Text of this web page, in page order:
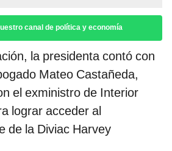
canal de política y economía
la presidenta contó con
Mateo Castañeda,
el exministro de Interior
lograr acceder al
de la Diviac Harvey